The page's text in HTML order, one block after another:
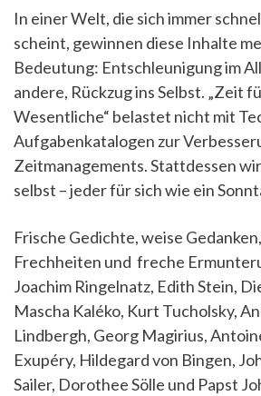
In einer Welt, die sich immer
scheint, gewinnen diese Inhalte
Bedeutung: Entschleunigung im
andere, Rückzug ins Selbst. „Zeit
Wesentliche“ belastet nicht mit
Aufgabenkatalogen zur
Zeitmanagements. Stattdessen
selbst – jeder für sich wie ein
Frische Gedichte, weise
Frechheiten und freche
Joachim Ringelnatz, Edith Stein,
Mascha Kaléko, Kurt Tucholsky,
Lindbergh, Georg Magirius,
Exupéry, Hildegard von Bingen,
Sailer, Dorothee Sölle und Papst